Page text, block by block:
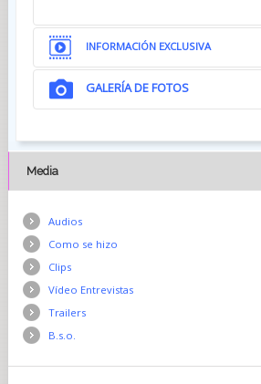
INFORMACIÓN EXCLUSIVA
GALERÍA DE FOTOS
Media
Audios
Como se hizo
Clips
Vídeo Entrevistas
Trailers
B.s.o.